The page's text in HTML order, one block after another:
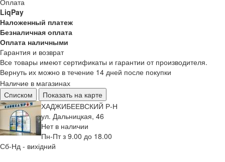
Оплата
LiqPay
Наложенный платеж
Безналичная оплата
Оплата наличными
Гарантия и возврат
Все товары имеют сертификаты и гарантии от производителя.
Вернуть их можно в течение 14 дней после покупки
Наличие в магазинах
Списком
Показать на карте
ХАДЖИБЕЕВСКИЙ Р-Н
ул. Дальницкая, 46
Нет в наличии
Пн-Пт з 9.00 до 18.00
Сб-Нд - вихідний